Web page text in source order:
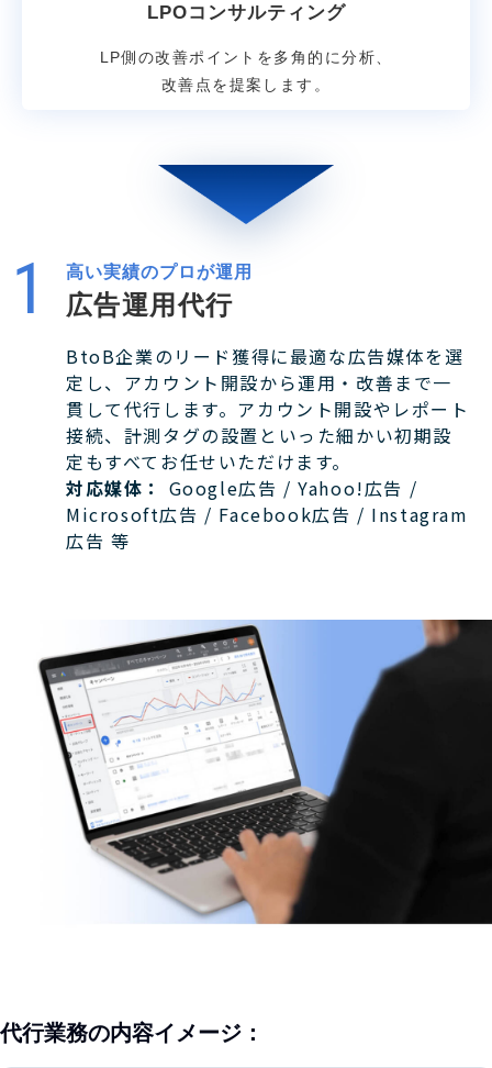
LPOコンサルティング
LP側の改善ポイントを多角的に分析、
改善点を提案します。
高い実績のプロが運用
広告運用代行
BtoB企業のリード獲得に最適な広告媒体を選
定し、アカウント開設から運用・改善まで一
貫して代行します。アカウント開設やレポート
接続、計測タグの設置といった細かい初期設
定もすべてお任せいただけます。
対応媒体：
Google広告 / Yahoo!広告 /
Microsoft広告 / Facebook広告 / Instagram
広告 等
代行業務の内容イメージ：